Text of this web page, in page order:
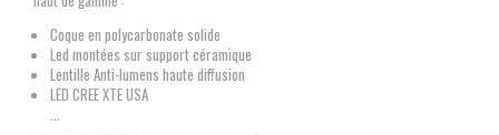
Coque en polycarbonate solide
Led montées sur support céramique
Lentille Anti-lumens haute diffusion
LED CREE XTE USA